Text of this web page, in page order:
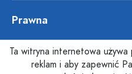
Prawna
Ta witryna internetowa
reklam i aby zapewnić